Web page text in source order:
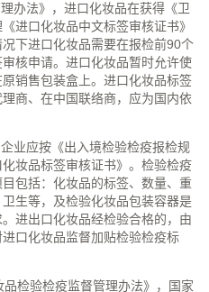
办法》，进口化妆品在获得《卫
进口化妆品中文标签审核证书》
下进口化妆品需要在报检前90个
核申请。进口化妆品暂时允许使
销售包装盒上。进口化妆品标签
商、在中国联络商，应为国内依
业应按《出入境检验检疫报检规
妆品标签审核证书》。检验检疫
包括：化妆品的标签、数量、重
生等，及检验化妆品包装容器是
进出口化妆品经检验合格的，由
口化妆品监督加贴检验检疫标
检验检疫监督管理办法》，国家